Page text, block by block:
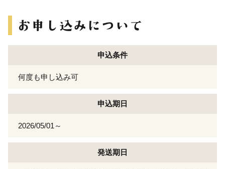
申込条件
何度も申し込み可
申込期日
2026/05/01～
発送期日